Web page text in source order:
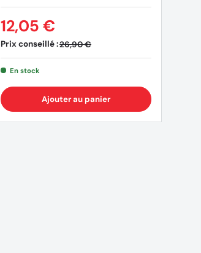
Prix conseillé :26,90 €
12,05 €
En stock
Ajouter au panier